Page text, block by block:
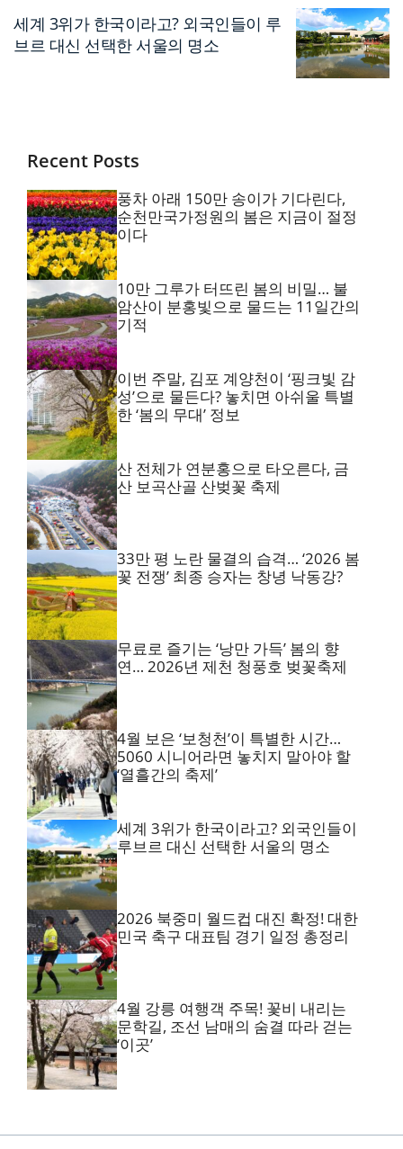
세계 3위가 한국이라고? 외국인들이 루
브르 대신 선택한 서울의 명소
Recent Posts
풍차 아래 150만 송이가 기다린다,
순천만국가정원의 봄은 지금이 절정
이다
10만 그루가 터뜨린 봄의 비밀… 불
암산이 분홍빛으로 물드는 11일간의
기적
이번 주말, 김포 계양천이 ‘핑크빛 감
성’으로 물든다? 놓치면 아쉬울 특별
한 ‘봄의 무대’ 정보
산 전체가 연분홍으로 타오른다, 금
산 보곡산골 산벚꽃 축제
33만 평 노란 물결의 습격… ‘2026 봄
꽃 전쟁’ 최종 승자는 창녕 낙동강?
무료로 즐기는 ‘낭만 가득’ 봄의 향
연… 2026년 제천 청풍호 벚꽃축제
4월 보은 ‘보청천’이 특별한 시간…
5060 시니어라면 놓치지 말아야 할
‘열흘간의 축제’
세계 3위가 한국이라고? 외국인들이
루브르 대신 선택한 서울의 명소
2026 북중미 월드컵 대진 확정! 대한
민국 축구 대표팀 경기 일정 총정리
4월 강릉 여행객 주목! 꽃비 내리는
문학길, 조선 남매의 숨결 따라 걷는
‘이곳’